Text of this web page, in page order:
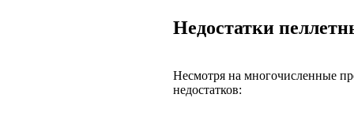
Недостатки
Несмотря на многочисленные
недостатков: